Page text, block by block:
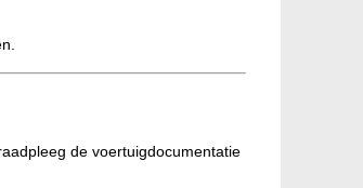
de voertuigdocumentatie